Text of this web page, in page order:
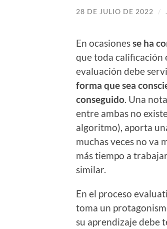
28 DE JULIO DE 2022 /
En ocasionesse ha
que toda calificación
evaluación debe
forma que sea
conseguido . Una
entre ambas no
algoritmo), aporta
muchas veces no va
más tiempo a
similar.
En el proceso
toma un
su aprendizaje debe